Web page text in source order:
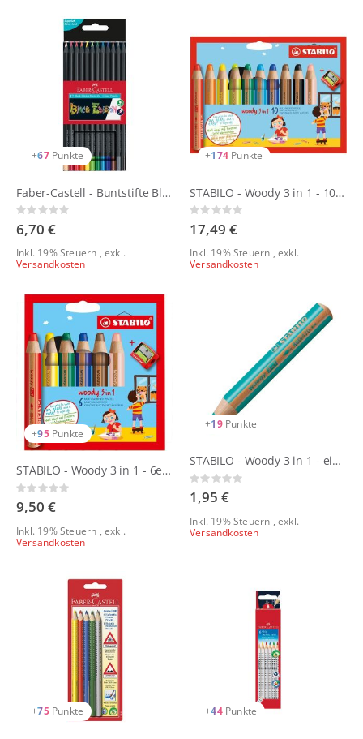
+67 Punkte
Faber-Castell - Buntstifte Black Edition Sets
Rating:
0%
6,70 €
Inkl. 19% Steuern ,exkl.
Versandkosten
+174 Punkte
STABILO - Woody 3 in 1 - 10er Set mit Spitzer
Rating:
0%
17,49 €
Inkl. 19% Steuern ,exkl.
Versandkosten
+95 Punkte
STABILO - Woody 3 in 1 - 6er Set mit Spitzer
Rating:
0%
9,50 €
Inkl. 19% Steuern ,exkl.
Versandkosten
+19 Punkte
STABILO - Woody 3 in 1 - einzeln
Rating:
0%
1,95 €
Inkl. 19% Steuern ,exkl.
Versandkosten
+75 Punkte +44 Punkte